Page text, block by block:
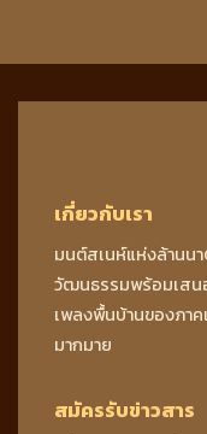
เกี่ยวกับเรา
มนต์สเนห์แห่งล้านน
วัฒนธรรมพร้อมเสน
เพลงพื้นบ้านของภา
มากมาย
สมัครรับข่าวสาร